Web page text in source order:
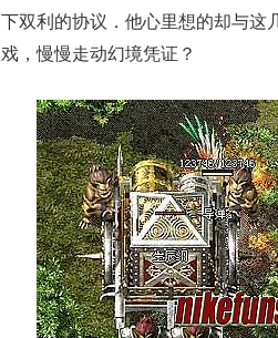
下双利的协议．他心里想的却与这
戏，慢慢走动幻境凭证？